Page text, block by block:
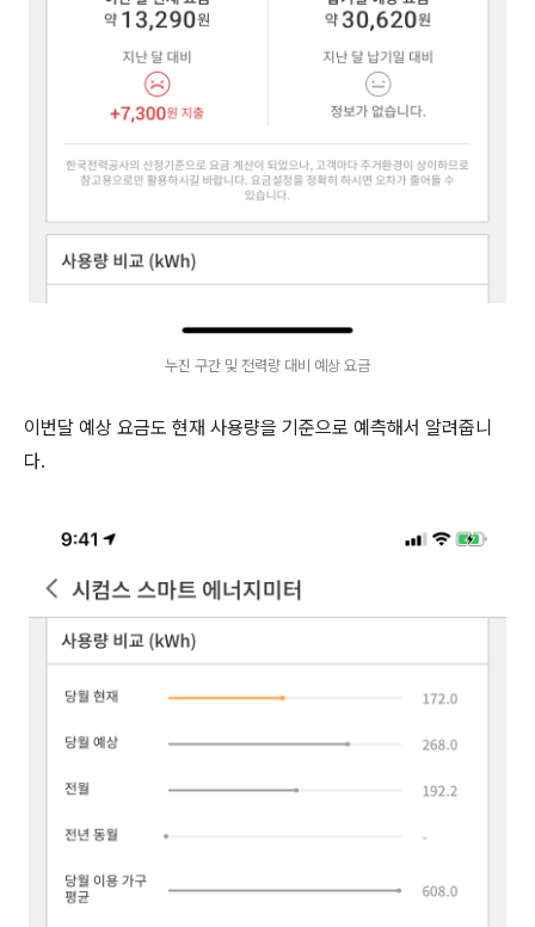
누진 구간 및 전력량 대비 예상 요금
이번달 예상 요금도 현재 사용량을 기준으로 예측해서 알려줍니
다.